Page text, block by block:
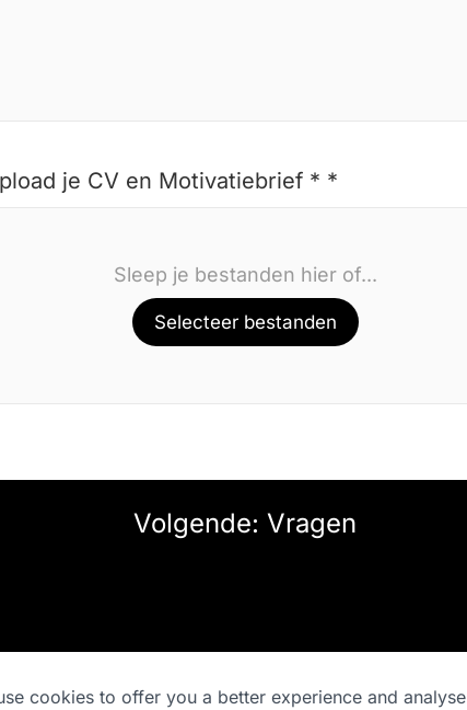
je CV en Motivatiebrief * *
Sleep je bestanden hier of...
Selecteer bestanden
Volgende: Vragen
cookies to offer you a better experience and analyse